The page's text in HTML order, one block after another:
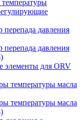
температуры
давления
давления
элементы для ORV
температуры масла
температуры масла